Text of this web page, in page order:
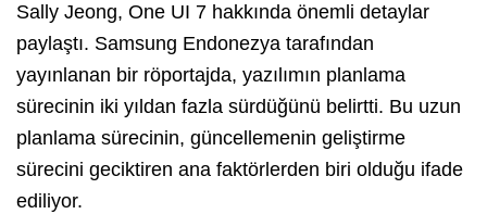
Sally Jeong, One UI 7 hakkında önemli detaylar
paylaştı. Samsung Endonezya tarafından
yayınlanan bir röportajda, yazılımın planlama
sürecinin iki yıldan fazla sürdüğünü belirtti. Bu uzun
planlama sürecinin, güncellemenin geliştirme
sürecini geciktiren ana faktörlerden biri olduğu ifade
ediliyor.